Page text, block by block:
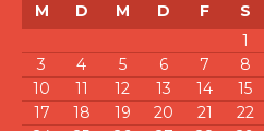
M D M D F S
1
3
4 5 6 7 8
10
11 12 13 14 15
17
18 19 20 21 22